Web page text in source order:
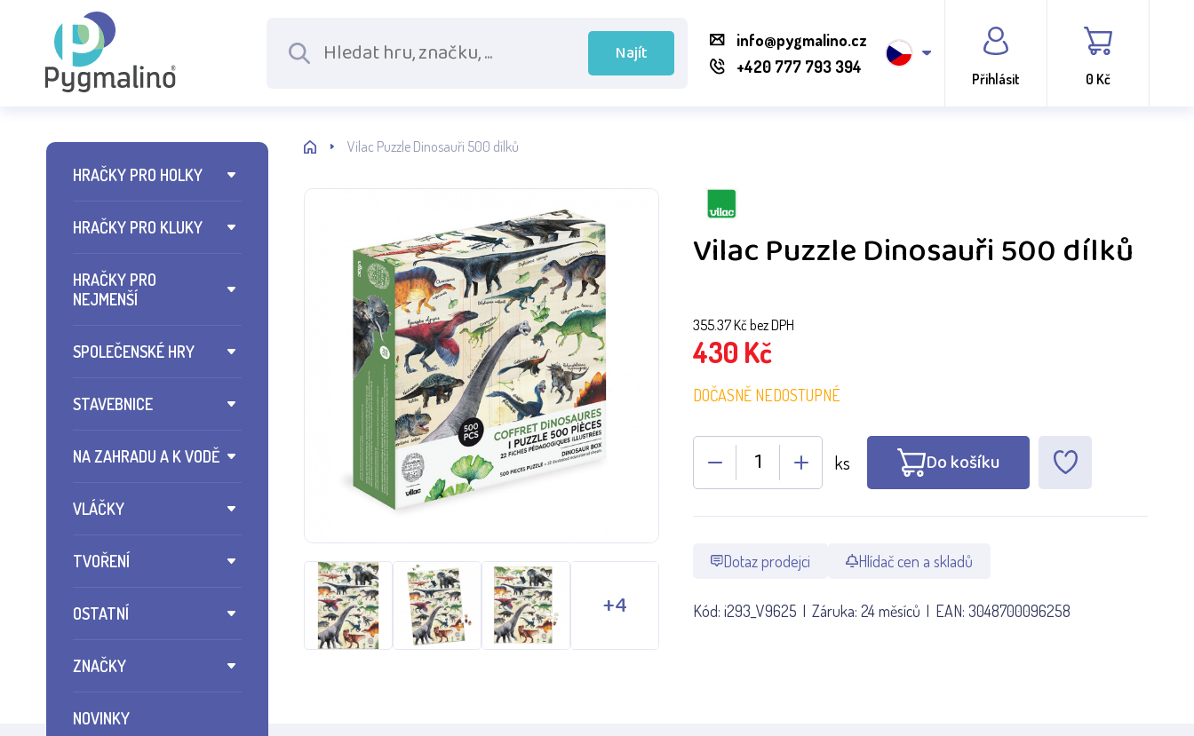
Najít
info@pygmalino.cz
+420 777 793 394
Přihlásit 0 Kč
HRAČKY PRO HOLKY
HRAČKY PRO KLUKY
HRAČKY PRO
NEJMENŠÍ
SPOLEČENSKÉ HRY
STAVEBNICE
NA ZAHRADU A K VODĚ
VLÁČKY
TVOŘENÍ
OSTATNÍ
ZNAČKY
NOVINKY
Vilac Puzzle Dinosauři 500 dílků
Vilac Puzzle Dinosauři 500 dílků
355.37Kč bez DPH
430 Kč
DOČASNĚ NEDOSTUPNÉ
ks Do košíku
Dotaz prodejci Hlídač cen a skladů
Kód: i293_V9625 Záruka: 24 měsíců EAN: 3048700096258